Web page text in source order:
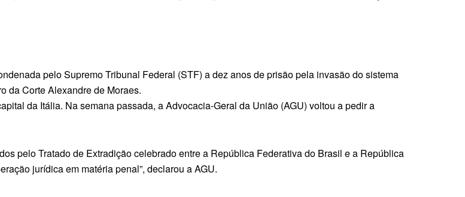
pelo Supremo Tribunal Federal (STF) a dez anos de prisão pela invasão do sistema
da Corte Alexandre de Moraes.
da Itália. Na semana passada, a Advocacia-Geral da União (AGU) voltou a pedir a
pelo Tratado de Extradição celebrado entre a República Federativa do Brasil e a República
jurídica em matéria penal”, declarou a AGU.